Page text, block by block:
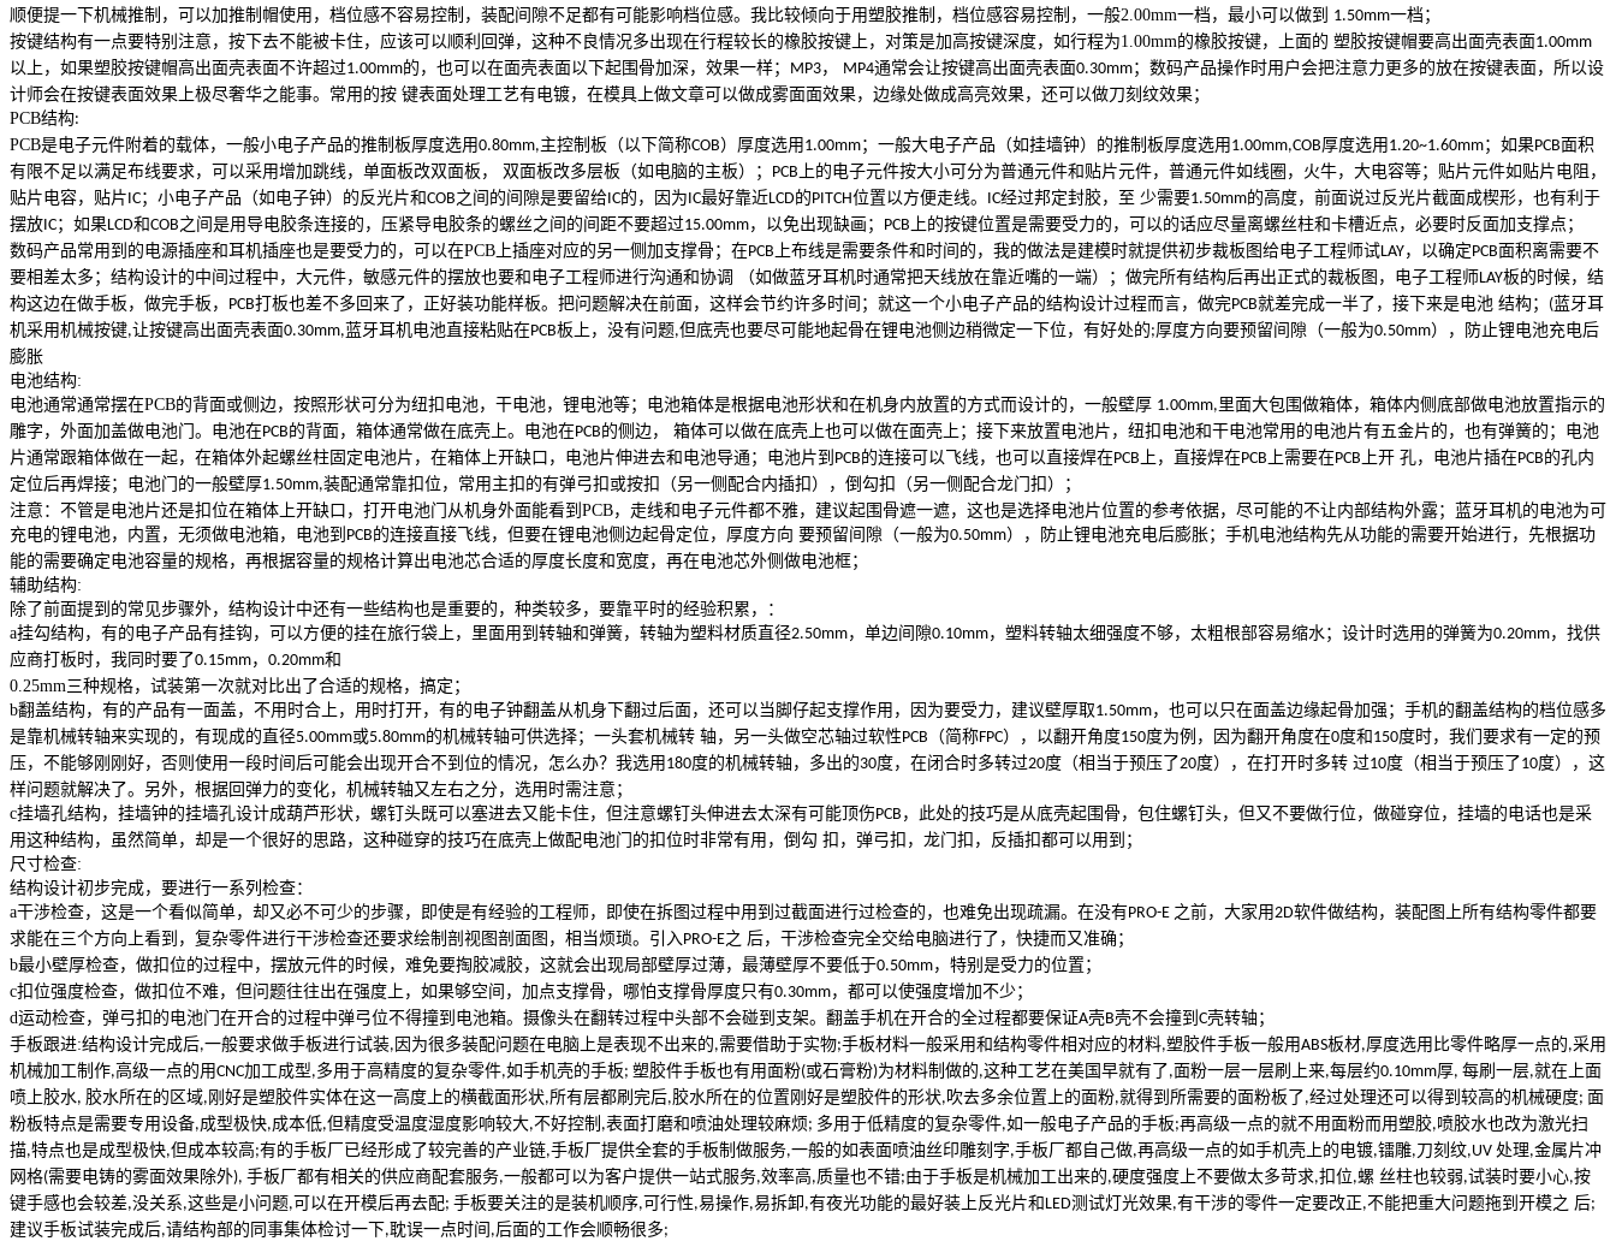
顺便提一下机械推制，可以加推制帽使用，档位感不容易控制，装配间隙不足都有可能影响档位感。我比较倾向于用塑胶推制，档位感容易控制，一般2.00mm一档，最小可以做到 1.50mm一档；
按键结构有一点要特别注意，按下去不能被卡住，应该可以顺利回弹，这种不良情况多出现在行程较长的橡胶按键上，对策是加高按键深度，如行程为1.00mm的橡胶按键，上面的 塑胶按键帽要高出面壳表面1.00mm
以上，如果塑胶按键帽高出面壳表面不许超过1.00mm的，也可以在面壳表面以下起围骨加深，效果一样； MP3， MP4通常会让按键高出面壳表面0.30mm；数码产品操作时用户会把注意力更多的放在按键表面，所以设
计师会在按键表面效果上极尽奢华之能事。常用的按 键表面处理工艺有电镀，在模具上做文章可以做成雾面面效果，边缘处做成高亮效果，还可以做刀刻纹效果；
PCB结构:
PCB是电子元件附着的载体，一般小电子产品的推制板厚度选用0.80mm,主控制板（以下简称COB）厚度选用 1.00mm；一般大电子产品（如挂墙钟）的推制板厚度选用 1.00mm,COB厚度选用 1.20~1.60mm；如果PCB面积
有限不足以满足布线要求，可以采用增加跳线，单面板改双面板， 双面板改多层板（如电脑的主板）；
PCB 上的电子元件按大小可分为普通元件和贴片元件，普通元件如线圈，火牛，大电容等；贴片元件如贴片电阻，
贴片电容，贴片 IC；小电子产品（如电子钟）的反光片和COB之间的间隙是要留给 IC的，因为 IC最好靠近LCD的 PITCH位置以方便走线。 IC经过邦定封胶，至 少需要1.50mm的高度，前面说过反光片截面成楔形，也有利于
摆放 IC；如果LCD和COB之间是用导电胶条连接的，压紧导电胶条的螺丝之间的间距不要超过15.00mm，以免出现缺画； PCB 上的按键位置是需要受力的，可以的话应尽量离螺丝柱和卡槽近点，必要时反面加支撑点；
数码产品常用到的电源插座和耳机插座也是要受力的，可以在PCB 上插座对应的另一侧加支撑骨；在PCB 上布线是需要条件和时间的，我的做法是建模时就提供初步裁板图给电子工程师试LAY，以确定 PCB面积离需要不
要相差太多；结构设计的中间过程中，大元件，敏感元件的摆放也要和电子工程师进行沟通和协调 （如做蓝牙耳机时通常把天线放在靠近嘴的一端）；做完所有结构后再出正式的裁板图，电子工程师 LAY板的时候，结
构这边在做手板，做完手板，
PCB打板也差不多回来了，正好装功能样板。把问题解决在前面，这样会节约许多时间；就这一个小电子产品的结构设计过程而言，做完PCB就差完成一半了，接下来是电池 结构； (蓝牙耳
机采用机械按键,让按键高出面壳表面0.30mm,蓝牙耳机电池直接粘贴在PCB板上，没有问题,但底壳也要尽可能地起骨在锂电池侧边稍微定一下位，有好处的;厚度方向要预留间隙（一般为0.50mm），防止锂电池充电后
膨胀
电池结构:
电池通常通常摆在PCB的背面或侧边，按照形状可分为纽扣电池，干电池，锂电池等；电池箱体是根据电池形状和在机身内放置的方式而设计的，一般壁厚 1.00mm,里面大包围做箱体，箱体内侧底部做电池放置指示的
雕字，外面加盖做电池门。电池在PCB的背面，箱体通常做在底壳上。电池在PCB的侧边， 箱体可以做在底壳上也可以做在面壳上；接下来放置电池片，纽扣电池和干电池常用的电池片有五金片的，也有弹簧的；电池
片通常跟箱体做在一起，在箱体外起螺丝柱固定电池片，在箱体上开缺口，电池片伸进去和电池导通；电池片到 PCB的连接可以飞线，也可以直接焊在PCB 上，直接焊在PCB 上需要在PCB 上开 孔，电池片插在PCB的孔内
定位后再焊接；电池门的一般壁厚1.50mm,装配通常靠扣位，常用主扣的有弹弓扣或按扣（另一侧配合内插扣），倒勾扣（另一侧配合龙门扣）；
注意：不管是电池片还是扣位在箱体上开缺口，打开电池门从机身外面能看到 PCB，走线和电子元件都不雅，建议起围骨遮一遮，这也是选择电池片位置的参考依据，尽可能的不让内部结构外露；蓝牙耳机的电池为可
充电的锂电池，内置，无须做电池箱，电池到 PCB的连接直接飞线，但要在锂电池侧边起骨定位，厚度方向 要预留间隙（一般为0.50mm），防止锂电池充电后膨胀；手机电池结构先从功能的需要开始进行，先根据功
能的需要确定电池容量的规格，再根据容量的规格计算出电池芯合适的厚度长度和宽度，再在电池芯外侧做电池框；
辅助结构:
除了前面提到的常见步骤外，结构设计中还有一些结构也是重要的，种类较多，要靠平时的经验积累，：
a挂勾结构，有的电子产品有挂钩，可以方便的挂在旅行袋上，里面用到转轴和弹簧，转轴为塑料材质直径2.50mm，单边间隙0.10mm，塑料转轴太细强度不够，太粗根部容易缩水；设计时选用的弹簧为0.20mm，找供
应商打板时，我同时要了0.15mm， 0.20mm和
0.25mm三种规格，试装第一次就对比出了合适的规格，搞定；
b翻盖结构，有的产品有一面盖，不用时合上，用时打开，有的电子钟翻盖从机身下翻过后面，还可以当脚仔起支撑作用，因为要受力，建议壁厚取1.50mm，也可以只在面盖边缘起骨加强；手机的翻盖结构的档位感多
是靠机械转轴来实现的，有现成的直径5.00mm或5.80mm的机械转轴可供选择；一头套机械转 轴，另一头做空芯轴过软性 PCB （简称FPC），以翻开角度150度为例，因为翻开角度在0度和 150度时，我们要求有一定的预
压，不能够刚刚好，否则使用一段时间后可能会出现开合不到位的情况，怎么办？我选用 180度的机械转轴，多出的30度，在闭合时多转过20度（相当于预压了20度），在打开时多转 过10度（相当于预压了10度），这
样问题就解决了。另外，根据回弹力的变化，机械转轴又左右之分，选用时需注意；
c挂墙孔结构，挂墙钟的挂墙孔设计成葫芦形状，螺钉头既可以塞进去又能卡住，但注意螺钉头伸进去太深有可能顶伤 PCB ，此处的技巧是从底壳起围骨，包住螺钉头，但又不要做行位，做碰穿位，挂墙的电话也是采
用这种结构，虽然简单，却是一个很好的思路，这种碰穿的技巧在底壳上做配电池门的扣位时非常有用，倒勾 扣，弹弓扣，龙门扣，反插扣都可以用到；
尺寸检查:
结构设计初步完成，要进行一系列检查：
a干涉检查，这是一个看似简单，却又必不可少的步骤，即使是有经验的工程师，即使在拆图过程中用到过截面进行过检查的，也难免出现疏漏。在没有PRO-E 之前，大家用2D软件做结构，装配图上所有结构零件都要
求能在三个方向上看到，复杂零件进行干涉检查还要求绘制剖视图剖面图，相当烦琐。引入 PRO-E之 后，干涉检查完全交给电脑进行了，快捷而又准确；
b最小壁厚检查，做扣位的过程中，摆放元件的时候，难免要掏胶减胶，这就会出现局部壁厚过薄，最薄壁厚不要低于0.50mm，特别是受力的位置；
c扣位强度检查，做扣位不难，但问题往往出在强度上，如果够空间，加点支撑骨，哪怕支撑骨厚度只有0.30mm，都可以使强度增加不少；
d运动检查，弹弓扣的电池门在开合的过程中弹弓位不得撞到电池箱。摄像头在翻转过程中头部不会碰到支架。翻盖手机在开合的全过程都要保证A壳 B壳不会撞到 C壳转轴；
手板跟进:结构设计完成后,一般要求做手板进行试装, 因为很多装配问题在电脑上是表现不出来的,需要借助于实物;手板材料一般采用和结构零件相对应的材料,塑胶件手板一般用ABS板材,厚度选用比零件略厚一点的,采用
机械加工制作,高级一点的用CNC加工成型,多用于高精度的复杂零件,如手机壳的手板; 塑胶件手板也有用面粉(或石膏粉)为材料制做的,这种工艺在美国早就有了,面粉一层一层刷上来,每层约0.10mm厚, 每刷一层,就在上面
喷上胶水, 胶水所在的区域, 刚好是塑胶件实体在这一高度上的横截面形状,所有层都刷完后,胶水所在的位置刚好是塑胶件的形状, 吹去多余位置上的面粉,就得到所需要的面粉板了,经过处理还可以得到较高的机械硬度; 面
粉板特点是需要专用设备,成型极快,成本低,但精度受温度湿度影响较大,不好控制 ,表面打磨和喷油处理较麻烦; 多用于低精度的复杂零件,如一般电子产品的手板;再高级一点的就不用面粉而用塑胶,喷胶水也改为激光扫
描,特点也是成型极快,但成本较高;有的手板厂已经形成了较完善的产业链,手板厂提供全套的手板制做服务,一般的如表面喷油丝印雕刻字,手板厂都自己做,再高级一点的如手机壳上的电镀,镭雕,刀刻纹,UV 处理,金属片冲
网格(需要电铸的雾面效果除外), 手板厂都有相关的供应商配套服务,一般都可以为客户提供一站式服务,效率高,质量也不错;由于手板是机械加工出来的,硬度强度上不要做太多苛求,扣位,螺 丝柱也较弱,试装时要小心,按
键手感也会较差,没关系,这些是小问题, 可以在开模后再去配; 手板要关注的是装机顺序, 可行性,易操作,易拆卸,有夜光功能的最好装上反光片和 LED测试灯光效果,有干涉的零件一定要改正,不能把重大问题拖到开模之 后;
建议手板试装完成后,请结构部的同事集体检讨一下,耽误一点时间 ,后面的工作会顺畅很多;